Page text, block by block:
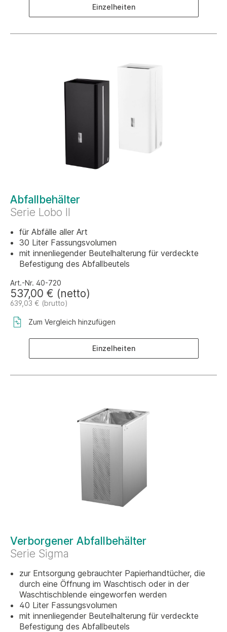
Einzelheiten
Abfallbehälter
Serie Lobo II
für Abfälle aller Art
30 Liter Fassungsvolumen
mit innenliegender Beutelhalterung für verdeckte
Befestigung des Abfallbeutels
Art.-Nr. 40-720
537,00 € (netto)
639,03 € (brutto)
Zum Vergleich hinzufügen
Einzelheiten
Verborgener Abfallbehälter
Serie Sigma
zur Entsorgung gebrauchter Papierhandtücher, die
durch eine Öffnung im Waschtisch oder in der
Waschtischblende eingeworfen werden
40 Liter Fassungsvolumen
mit innenliegender Beutelhalterung für verdeckte
Befestigung des Abfallbeutels